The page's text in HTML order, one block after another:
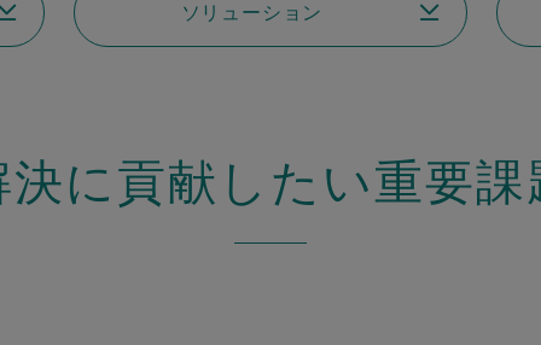
ソリューション
決に貢献したい重要課